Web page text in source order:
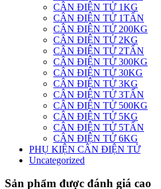
CÂN ĐIỆN TỬ 1KG
CÂN ĐIỆN TỬ 1TẤN
CÂN ĐIỆN TỬ 200KG
CÂN ĐIỆN TỬ 2KG
CÂN ĐIỆN TỬ 2TẤN
CÂN ĐIỆN TỬ 300KG
CÂN ĐIỆN TỬ 30KG
CÂN ĐIỆN TỬ 3KG
CÂN ĐIỆN TỬ 3TẤN
CÂN ĐIỆN TỬ 500KG
CÂN ĐIỆN TỬ 5KG
CÂN ĐIỆN TỬ 5TẤN
CÂN ĐIỆN TỬ 6KG
PHỤ KIỆN CÂN ĐIỆN TỬ
Uncategorized
Sản phẩm được đánh giá cao